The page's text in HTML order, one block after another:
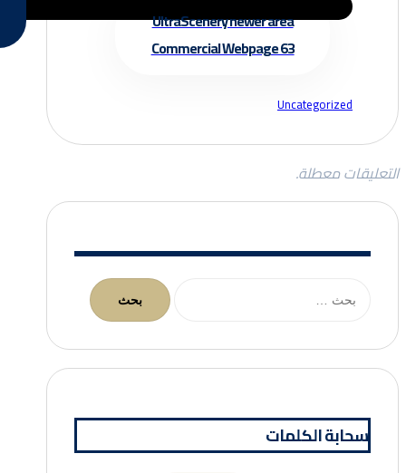
UltraScenery newer area
Commercial Webpage 63
Uncategorized
التعليقات معطلة.
سحابة الكلمات